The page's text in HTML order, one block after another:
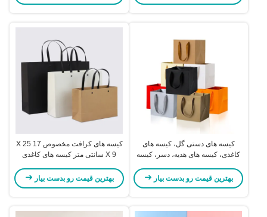
کیسه های دستی گل، کیسه های
کاغذی، کیسه های هدیه، دسر، کیسه
بهترین قیمت رو بدست بیار
کیسه های کرافت مخصوص 17 X 25
X 9 سانتی متر کیسه های کاغذی
بهترین قیمت رو بدست بیار